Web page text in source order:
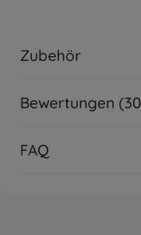
Zubehör
Bewertungen
FAQ